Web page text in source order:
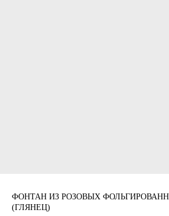
ФОНТАН ИЗ РОЗОВЫХ
(ГЛЯНЕЦ)